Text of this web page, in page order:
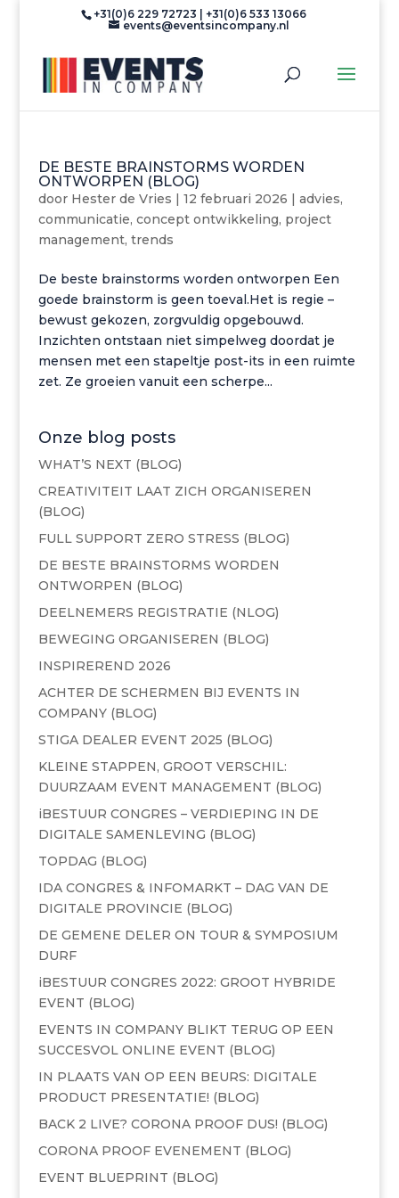
+31(0)6 229 72723 | +31(0)6 533 13066
events@eventsincompany.nl
DE BESTE BRAINSTORMS WORDEN
ONTWORPEN (BLOG)
door Hester de Vries | 12 februari 2026 | advies,
communicatie, concept ontwikkeling, project
management, trends
De beste brainstorms worden ontworpen Een
goede brainstorm is geen toeval.Het is regie –
bewust gekozen, zorgvuldig opgebouwd.
Inzichten ontstaan niet simpelweg doordat je
mensen met een stapeltje post-its in een ruimte
zet. Ze groeien vanuit een scherpe...
Onze blog posts
WHAT’S NEXT (BLOG)
CREATIVITEIT LAAT ZICH ORGANISEREN
(BLOG)
FULL SUPPORT ZERO STRESS (BLOG)
DE BESTE BRAINSTORMS WORDEN
ONTWORPEN (BLOG)
DEELNEMERS REGISTRATIE (NLOG)
BEWEGING ORGANISEREN (BLOG)
INSPIREREND 2026
ACHTER DE SCHERMEN BIJ EVENTS IN
COMPANY (BLOG)
STIGA DEALER EVENT 2025 (BLOG)
KLEINE STAPPEN, GROOT VERSCHIL:
DUURZAAM EVENT MANAGEMENT (BLOG)
iBESTUUR CONGRES – VERDIEPING IN DE
DIGITALE SAMENLEVING (BLOG)
TOPDAG (BLOG)
IDA CONGRES & INFOMARKT – DAG VAN DE
DIGITALE PROVINCIE (BLOG)
DE GEMENE DELER ON TOUR & SYMPOSIUM
DURF
iBESTUUR CONGRES 2022: GROOT HYBRIDE
EVENT (BLOG)
EVENTS IN COMPANY BLIKT TERUG OP EEN
SUCCESVOL ONLINE EVENT (BLOG)
IN PLAATS VAN OP EEN BEURS: DIGITALE
PRODUCT PRESENTATIE! (BLOG)
BACK 2 LIVE? CORONA PROOF DUS! (BLOG)
CORONA PROOF EVENEMENT (BLOG)
EVENT BLUEPRINT (BLOG)